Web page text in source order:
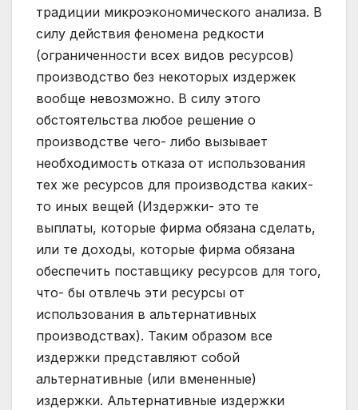
традиции микроэкономического анализа. В
силу действия феномена редкости
(ограниченности всех видов ресурсов)
производство без некоторых издержек
вообще невозможно. В силу этого
обстоятельства любое решение о
производстве чего- либо вызывает
необходимость отказа от использования
тех же ресурсов для производства каких-
то иных вещей (Издержки- это те
выплаты, которые фирма обязана сделать,
или те доходы, которые фирма обязана
обеспечить поставщику ресурсов для того,
что- бы отвлечь эти ресурсы от
использования в альтернативных
производствах). Таким образом все
издержки представляют собой
альтернативные (или вмененные)
издержки. Альтернативные издержки